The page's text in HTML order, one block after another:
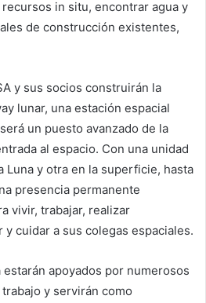
in situ, encontrar agua y
de construcción existentes,
y sus socios construirán la
lunar, una estación espacial
un puesto avanzado de la
al espacio. Con una unidad
Luna y otra en la superficie, hasta
presencia permanente
vivir, trabajar, realizar
cuidar a sus colegas espaciales.
estarán apoyados por numerosos
y servirán como